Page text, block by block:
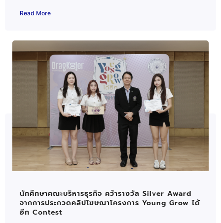
Read More
นักศึกษาคณะบริหารธุรกิจ คว้ารางวัล Silver Award
จากการประกวดคลิปโฆษณาโครงการ Young Grow ได้
อีก Contest